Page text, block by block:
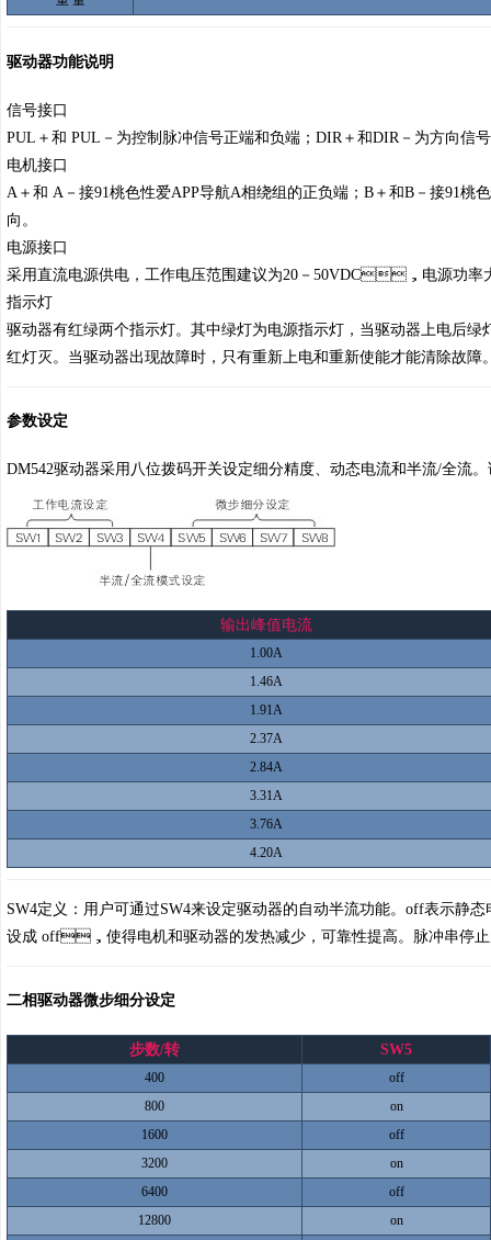
驱动器功能说明
信号接口
PUL＋和 PUL－为控制脉冲信号正端和负端；DIR＋和DIR－为方向信号
电机接口
A＋和 A－接91桃色性爱APP导航A相绕组的正负端；B＋和B－接91
向。
电源接口
采用直流电源供电，工作电压范围建议为20－50VDC，电源功
指示灯
驱动器有红绿两个指示灯。其中绿灯为电源指示灯，当驱动器上电后绿灯常
红灯灭。当驱动器出现故障时，只有重新上电和重新使能才能清除故障
参数设定
DM542驱动器采用八位拨码开关设定细分精度、动态电流和半流/全流
输出峰值电流
1.00A
1.46A
1.91A
2.37A
2.84A
3.31A
3.76A
4.20A
SW4定义：用户可通过SW4来设定驱动器的自动半流功能。off表示
设成 off，使得电机和驱动器的发热减少，可靠性提高。脉冲串停
二相驱动器微步细分设定
步数/转 SW5
400
off
800
on
1600
off
3200
on
6400
off
12800
on